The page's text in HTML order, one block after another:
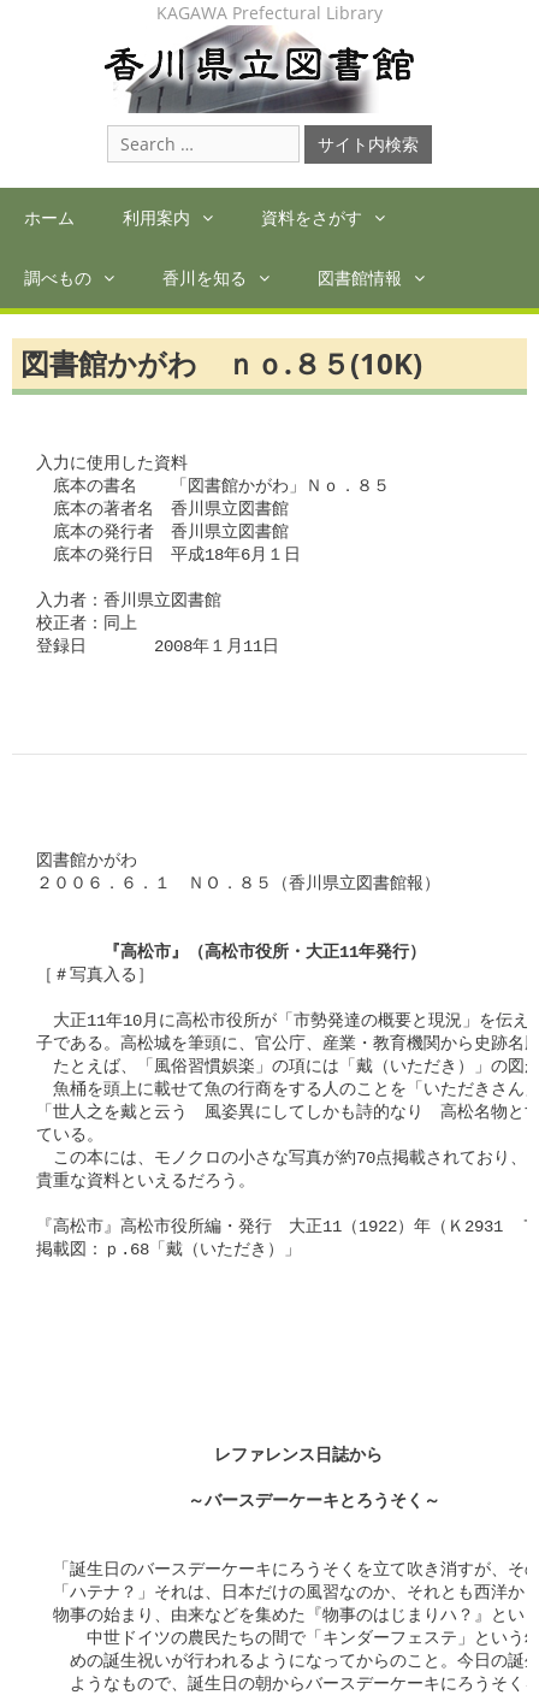
KAGAWA Prefectural Library
Search
for:
ホーム 利用案内 資料をさがす
調べもの 香川を知る 図書館情報
図書館かがわ ｎｏ.８５(10K)
入力に使用した資料
底本の書名　　「図書館かがわ」Ｎｏ．８５
底本の著者名　香川県立図書館
底本の発行者　香川県立図書館
底本の発行日　平成18年6月１日
入力者：香川県立図書館
校正者：同上
登録日　　　　2008年１月11日
図書館かがわ
２００６．６．１　ＮＯ．８５（香川県立図書館報）
『高松市』（高松市役所・大正11年発行）
［＃写真入る］
大正11年10月に高松市役所が「市勢発達の概要と現況」を伝え
子である。高松城を筆頭に、官公庁、産業・教育機関から史跡名
たとえば、「風俗習慣娯楽」の項には「戴（いただき）」の図
魚桶を頭上に載せて魚の行商をする人のことを「いただきさん
「世人之を戴と云う　風姿異にしてしかも詩的なり　高松名物と
ている。
この本には、モノクロの小さな写真が約70点掲載されており、
貴重な資料といえるだろう。
『高松市』高松市役所編・発行　大正11（1922）年（Ｋ2931　
掲載図：ｐ.68「戴（いただき）」
レファレンス日誌から
～バースデーケーキとろうそく～
「誕生日のバースデーケーキにろうそくを立て吹き消すが、そ
「ハテナ？」それは、日本だけの風習なのか、それとも西洋か
物事の始まり、由来などを集めた『物事のはじまりハ？』とい
中世ドイツの農民たちの間で「キンダーフェステ」という
めの誕生祝いが行われるようになってからのこと。今日の誕
ようなもので、誕生日の朝からバースデーケーキにろうそく